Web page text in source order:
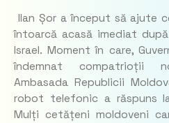
Ilan Șor a început să ajute
întoarcă acasă imediat
Israel. Moment în care,
îndemnat compatrioții
Ambasada Republicii
robot telefonic a răspuns
Mulți cetățeni moldoveni